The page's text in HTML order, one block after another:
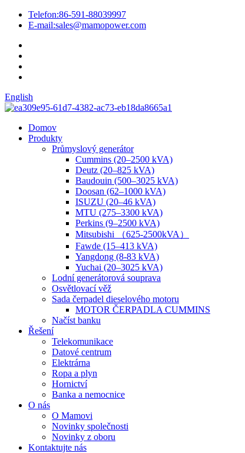
Telefon:86-591-88039997
E-mail:sales@mamopower.com
English
Domov
Produkty
Průmyslový generátor
Cummins (20–2500 kVA)
Deutz (20–825 kVA)
Baudouin (500–3025 kVA)
Doosan (62–1000 kVA)
ISUZU (20–46 kVA)
MTU (275–3300 kVA)
Perkins (9–2500 kVA)
Mitsubishi （625-2500kVA）
Fawde (15–413 kVA)
Yangdong (8-83 kVA)
Yuchai (20–3025 kVA)
Lodní generátorová souprava
Osvětlovací věž
Sada čerpadel dieselového motoru
MOTOR ČERPADLA CUMMINS
Načíst banku
Řešení
Telekomunikace
Datové centrum
Elektrárna
Ropa a plyn
Hornictví
Banka a nemocnice
O nás
O Mamovi
Novinky společnosti
Novinky z oboru
Kontaktujte nás